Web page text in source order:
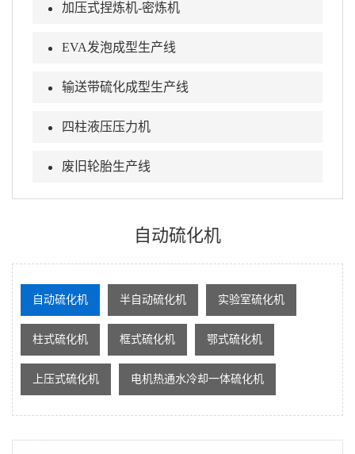
加压式捏炼机-密炼机
EVA发泡成型生产线
输送带硫化成型生产线
四柱液压压力机
废旧轮胎生产线
自动硫化机
自动硫化机 半自动硫化机 实验室硫化机
柱式硫化机 框式硫化机 鄂式硫化机
上压式硫化机 电机热通水冷却一体硫化机